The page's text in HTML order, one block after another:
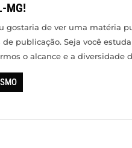
MG!
gostaria de ver uma matéria
publicação. Seja você
o alcance e a diversidade